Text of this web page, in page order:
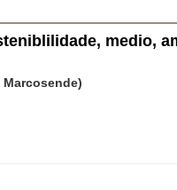
medio,